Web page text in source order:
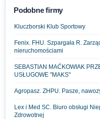
Podobne firmy
Kluczborski Klub Sportowy
Fenix. FHU. Szpargała R.
nieruchomościami
SEBASTIAN MAĆKOWIAK
USŁUGOWE "MAKS"
Agropasz. ZHPU. Pasze,
Lex i Med SC. Biuro obsługi
Zdrowotnej